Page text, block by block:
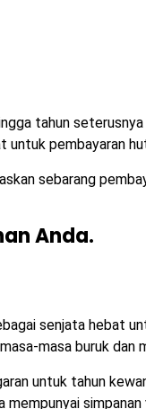
tahun
pembayaran
sebarang
Anda.
senjata hebat
masa buruk dan
untuk tahun